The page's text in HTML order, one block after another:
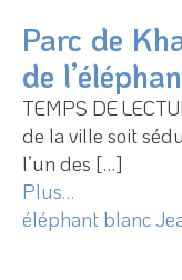
Parc de
de
TEMPS DE
de la ville soit
l’un des […]
Plus…
éléphant blanc